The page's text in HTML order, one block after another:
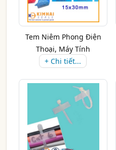
Tem Niêm Phong Điện
Thoại, Máy Tính
+ Chi tiết...